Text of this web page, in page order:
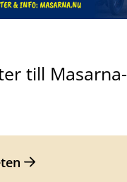
till Masarna-